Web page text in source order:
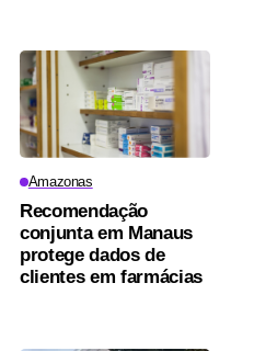
Amazonas
Recomendação
conjunta em Manaus
protege dados de
clientes em farmácias